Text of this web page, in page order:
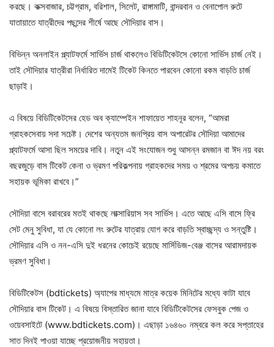
করছে। কক্সবাজার, চট্টগ্রাম, বরিশাল, সিলেট, রাঙ্গামাটি, বান্দরবান ও বেনাপোল রুটে
যাতায়াতে যাত্রীদের পছন্দের শীর্ষে আছে সৌদিয়ার বাস।
বিভিন্ন অনলাইন প্ল্যাটফর্মে সার্ভিস চার্জ থাকলেও বিডিটিকেটসে কোনো সার্ভিস চার্জ নেই।
তাই সৌদিয়ার যাত্রীরা নির্ধারিত দামেই টিকেট কিনতে পারবেন কোনো রকম বাড়তি চার্জ
ছাড়াই।
এ বিষয়ে বিডিটিকেটসের হেড অব ক্যাম্পেইন শাফায়েত শাহনূর বলেন, “আমরা
গ্রাহকসেবায় সদা সচেষ্ট। দেশের অন্যতম জনপ্রিয় বাস অপারেটর সৌদিয়া আমাদের
প্ল্যাটফর্মে আসা ছিল সময়ের দাবি। নতুন এই সংযোজন শুধু আসন্ন রমজান বা ঈদ নয় বরং
বছরজুড়ে বাস টিকেট কেনা ও ভ্রমণ পরিকল্পনায় গ্রাহকদের সময় ও শ্রমের অপচয় কমাতে
সহায়ক ভূমিকা রাখবে।”
সৌদিয়া বাসে বরাবরের মতই থাকছে লাক্সারিয়াস সব সার্ভিস। এতে আছে এসি বাসে ফ্রি
সেট মেনু সুবিধা, যা যে কোনো লং রুটের যাত্রায় যোগ করে বাড়তি স্বাচ্ছন্দ্য ও সন্তুষ্টি।
সৌদিয়ার এসি ও নন-এসি দুই ধরনের কোচেই রয়েছে মার্সিডিজ-বেঞ্জ বাসের আরামদায়ক
ভ্রমণ সুবিধা।
বিডিটিকেটস (bdtickets) অ্যাপের মাধ্যমে মাত্র কয়েক মিনিটের মধ্যে কাটা যাবে
সৌদিয়ার বাস টিকেট। এ বিষয়ে বিস্তারিত জানা যাবে বিডিটিকেটসের ফেসবুক পেজ ও
ওয়েবসাইটে (www.bdtickets.com)। এছাড়া ১৬৪৬০ নম্বরে কল করে সপ্তাহের
সাত দিনই পাওয়া যাচ্ছে প্রয়োজনীয় সহায়তা।